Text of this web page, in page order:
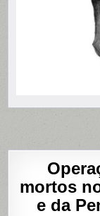
mortos
e da